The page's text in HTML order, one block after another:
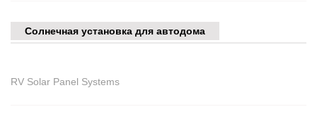
Солнечная установка для автодома
RV Solar Panel Systems